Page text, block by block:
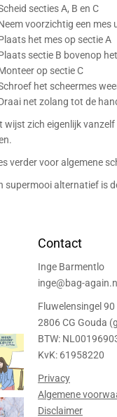
secties A, B en C
voorzichtig een mes
het mes op sectie A
sectie B bovenop
op sectie C
het scheermes
net zolang tot de
wijst zich eigenlijk
verder voor algemene
supermooi alternatief is
Contact
Inge Barmentlo
inge@bag-again.nl
Fluwelensingel 90
2806 CG Gouda
BTW:
KvK: 61958220
Privacy
Algemene
Disclaimer